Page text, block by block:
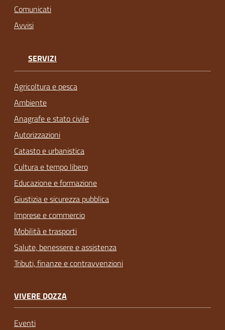
Comunicati
Avvisi
SERVIZI
Agricoltura e pesca
Ambiente
Anagrafe e stato civile
Autorizzazioni
Catasto e urbanistica
Cultura e tempo libero
Educazione e formazione
Giustizia e sicurezza pubblica
Imprese e commercio
Mobilità e trasporti
Salute, benessere e assistenza
Tributi, finanze e contravvenzioni
VIVERE DOZZA
Eventi